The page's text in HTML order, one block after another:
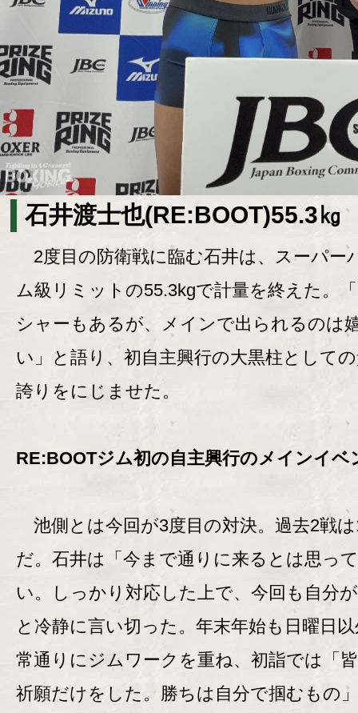
石井渡士也(RE:BOOT)55.3㎏
2度目の防衛戦に臨む石井は、スーパー
ム級リミットの55.3kgで計量を終えた。
シャーもあるが、メインで出られるのは
い」と語り、初自主興行の大黒柱として
誇りをにじませた。
RE:BOOTジム初の自主興行のメインイベ
池側とは今回が3度目の対決。過去2戦
だ。石井は「今まで通りに来るとは思っ
い。しっかり対応した上で、今回も自分
と冷静に言い切った。年末年始も日曜日
常通りにジムワークを重ね、初詣では「
祈願だけをした。勝ちは自分で掴むもの